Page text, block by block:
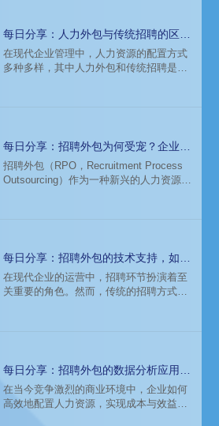
每日分享：人力外包与传统招聘的区
别：哪种方式更适合你的企业？
在现代企业管理中，人力资源的配置方式
多种多样，其中人力外包和传统招聘是两
式更适合不同类型的企业。
每日分享：招聘外包为何受宠？企业人
力资源管理的革新
招聘外包（RPO，Recruitment Process
Outsourcing）作为一种新兴的人力资源管
那么，招聘外包为何受宠？其背后又反映
了企业人力资源管理的哪些革新？
每日分享：招聘外包的技术支持，如何
利用科技提升招聘效率
在现代企业的运营中，招聘环节扮演着至
关重要的角色。然而，传统的招聘方式往
的招聘效率。
每日分享：招聘外包的数据分析应用：
企业科学决策的利器
在当今竞争激烈的商业环境中，企业如何
高效地配置人力资源，实现成本与效益的